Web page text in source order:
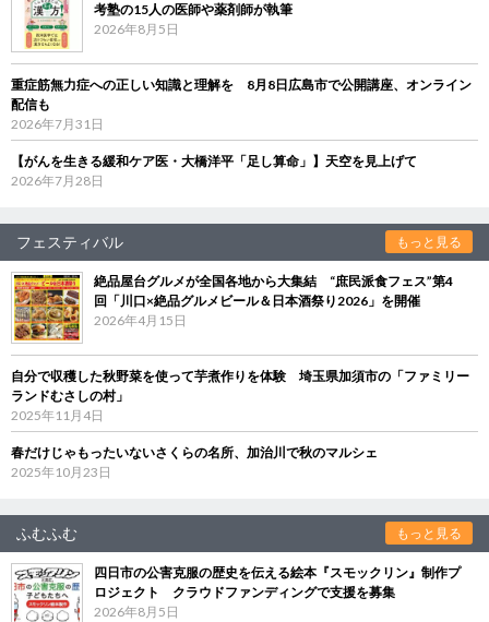
考塾の15人の医師や薬剤師が執筆
2026年8月5日
重症筋無力症への正しい知識と理解を 8月8日広島市で公開講座、オンライン
配信も
2026年7月31日
【がんを生きる緩和ケア医・大橋洋平「足し算命」】天空を見上げて
2026年7月28日
フェスティバル もっと見る
絶品屋台グルメが全国各地から大集結 “庶民派食フェス”第4
回「川口×絶品グルメビール＆日本酒祭り2026」を開催
2026年4月15日
自分で収穫した秋野菜を使って芋煮作りを体験 埼玉県加須市の「ファミリー
ランドむさしの村」
2025年11月4日
春だけじゃもったいないさくらの名所、加治川で秋のマルシェ
2025年10月23日
ふむふむ もっと見る
四日市の公害克服の歴史を伝える絵本『スモックリン』制作プ
ロジェクト クラウドファンディングで支援を募集
2026年8月5日